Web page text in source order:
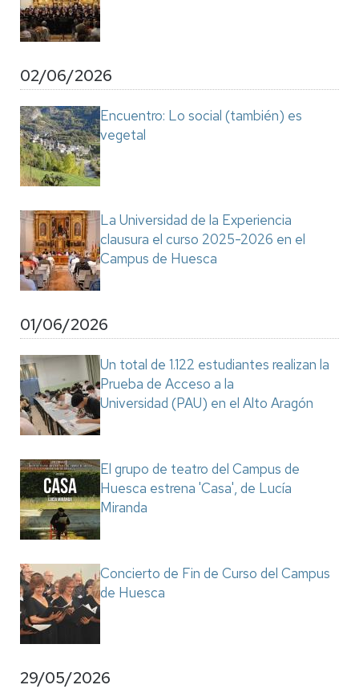
02/06/2026
Encuentro: Lo social (también) es
vegetal
La Universidad de la Experiencia
clausura el curso 2025-2026 en el
Campus de Huesca
01/06/2026
Un total de 1.122 estudiantes realizan la
Prueba de Acceso a la
Universidad (PAU) en el Alto Aragón
El grupo de teatro del Campus de
Huesca estrena 'Casa', de Lucía
Miranda
Concierto de Fin de Curso del Campus
de Huesca
29/05/2026